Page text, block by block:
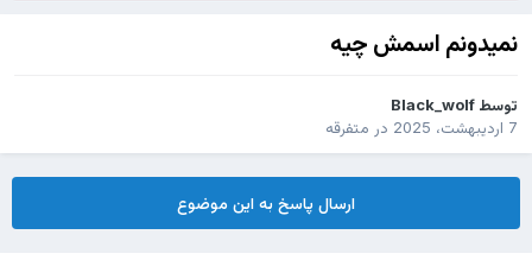
نمیدونم اسمش چیه
توسط Black_wolf
7 اردیبهشت، 2025
در متفرقه
ارسال پاسخ به این موضوع